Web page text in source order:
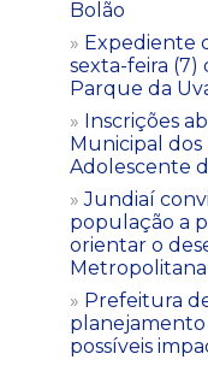
Bolão
Expediente
sexta-feira
Parque da
Inscrições
Municipal dos
Adolescente
Jundiaí
população a
orientar o
Metropolitana
Prefeitura
possíveis